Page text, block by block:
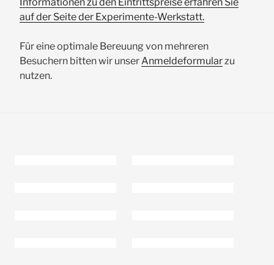
auf der Seite der Experimente-Werkstatt.
Für eine optimale Bereuung von mehreren
Besuchern bitten wir unserAnmeldeformularzu
nutzen.